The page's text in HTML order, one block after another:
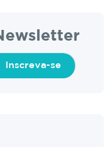
Inscreva-se